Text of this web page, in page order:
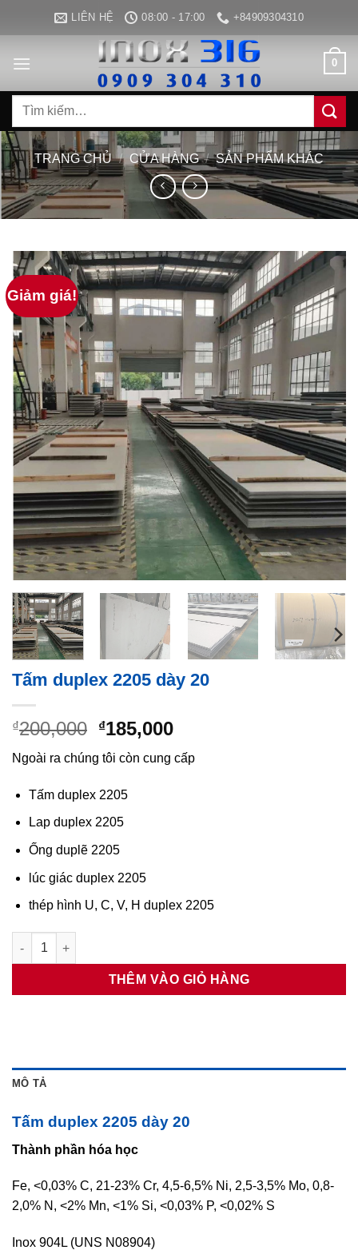
dung
LIÊN HỆ 08:00 - 17:00 +84909304310
0
Tìm
TRANG CHỦ / CỬA HÀNG / SẢN PHẨM KHÁC
Giảm giá!
Tấm duplex 2205 dày 20
₫200,000 Giá
gốc
là:
₫200,000.
₫185,000Giá
hiện
tại
Ngoài ra chúng tôi còn cung cấp
Tấm duplex 2205
Lap duplex 2205
Ống duplẽ 2205
lúc giác duplex 2205
thép hình U, C, V, H duplex 2205
Tấm duplex 2205 dày 20 số lượng
THÊM VÀO GIỎ HÀNG
MÔ TẢ
Tấm duplex 2205 dày 20
Thành phần hóa học
Fe, <0,03% C, 21-23% Cr, 4,5-6,5% Ni, 2,5-3,5% Mo, 0,8-
2,0% N, <2% Mn, <1% Si, <0,03% P, <0,02% S
Inox 904L (UNS N08904)